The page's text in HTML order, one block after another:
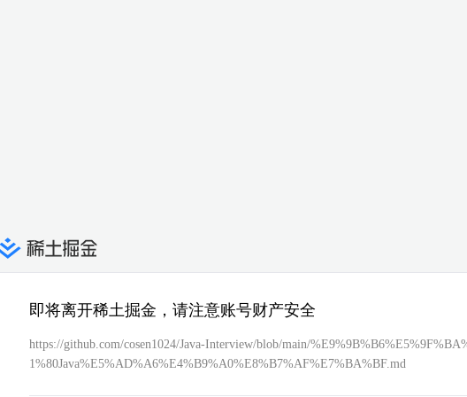
即将离开稀土掘金，请注意账号财产安全
https://github.com/cosen1024/Java-Interview/blob/main/
1%80Java%E5%AD%A6%E4%B9%A0%E8%B7%AF%E7%BA%BF.md